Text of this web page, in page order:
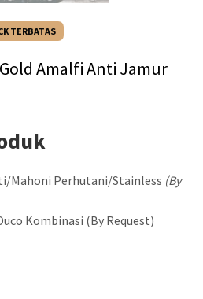
TERBATAS
Amalfi Anti Jamur
Mahoni Perhutani/Stainless (By
Kombinasi (By Request)